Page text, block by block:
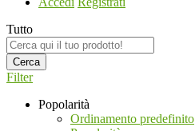
Tutto
Cerca
Filter
Popolarità
Ordinamento predefinito